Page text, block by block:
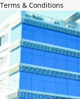
Terms & Conditions